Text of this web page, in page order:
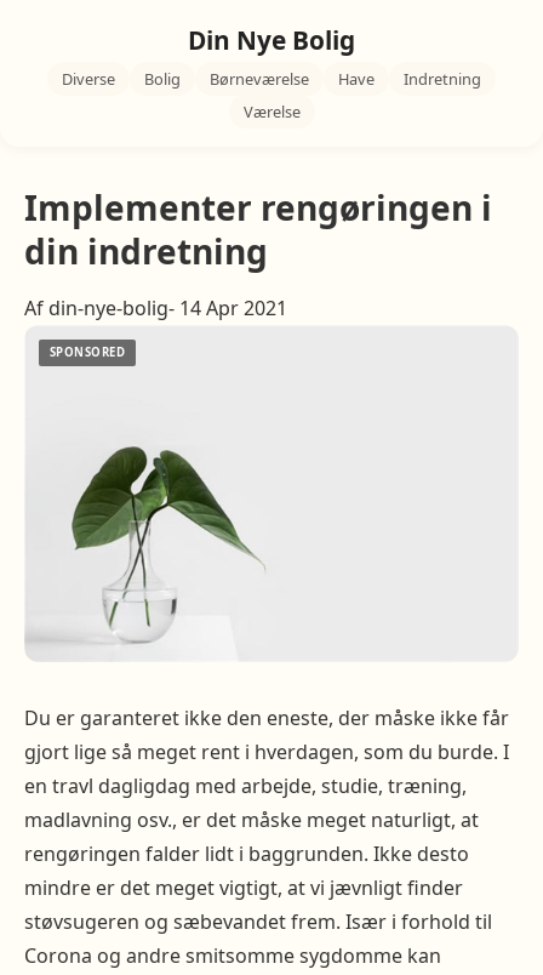
Din Nye Bolig
Diverse Bolig Børneværelse Have
Indretning
Værelse
Implementer rengøringen i
din indretning
Af din-nye-bolig- 14 Apr 2021
Du er garanteret ikke den eneste, der måske ikke får
gjort lige så meget rent i hverdagen, som du burde. I
en travl dagligdag med arbejde, studie, træning,
madlavning osv., er det måske meget naturligt, at
rengøringen falder lidt i baggrunden. Ikke desto
mindre er det meget vigtigt, at vi jævnligt finder
støvsugeren og sæbevandet frem. Især i forhold til
Corona og andre smitsomme sygdomme kan